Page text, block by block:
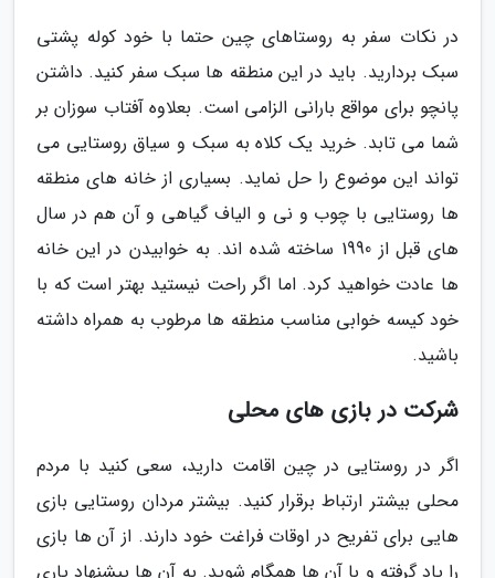
در نکات سفر به روستاهای چین حتما با خود کوله پشتی
سبک بردارید. باید در این منطقه ها سبک سفر کنید. داشتن
پانچو برای مواقع بارانی الزامی است. بعلاوه آفتاب سوزان بر
شما می تابد. خرید یک کلاه به سبک و سیاق روستایی می
تواند این موضوع را حل نماید. بسیاری از خانه های منطقه
ها روستایی با چوب و نی و الیاف گیاهی و آن هم در سال
های قبل از 1990 ساخته شده اند. به خوابیدن در این خانه
ها عادت خواهید کرد. اما اگر راحت نیستید بهتر است که با
خود کیسه خوابی مناسب منطقه ها مرطوب به همراه داشته
باشید.
شرکت در بازی های محلی
اگر در روستایی در چین اقامت دارید، سعی کنید با مردم
محلی بیشتر ارتباط برقرار کنید. بیشتر مردان روستایی بازی
هایی برای تفریح در اوقات فراغت خود دارند. از آن ها بازی
را یاد گرفته و با آن ها همگام شوید. به آن ها پیشنهاد یاری